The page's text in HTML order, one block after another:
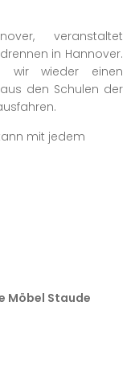
veranstaltet
in Hannover.
wir wieder einen
den Schulen der
mit jedem
Möbel Staude